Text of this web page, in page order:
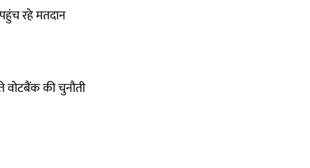
रहे मतदान
वोटबैंक की चुनौती